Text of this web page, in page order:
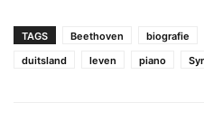
TAGS Beethoven biografie
duitsland
leven piano